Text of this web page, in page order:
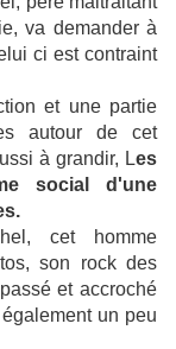
va demander à
ci est contraint
et une partie
autour de cet
à grandir, Les
social d'une
cet homme
son rock des
et accroché
un peu